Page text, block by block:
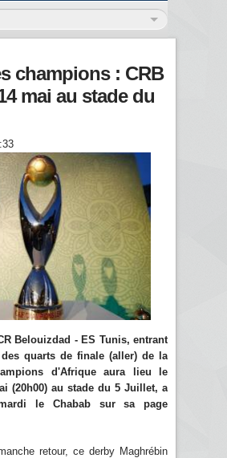
champions : CRB
mai au stade du
Belouizdad - ES Tunis, entrant
quarts de finale (aller) de la
d'Afrique aura lieu le
(20h00) au stade du 5 Juillet, a
le Chabab sur sa page
retour, ce derby Maghrébin